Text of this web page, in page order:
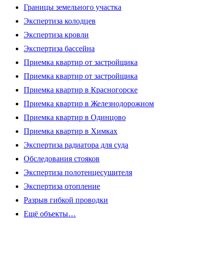
Границы земельного участка
Экспертиза колодцев
Экспертиза кровли
Экспертиза бассейна
Приемка квартир от застройщика
Приемка квартир от застройщика
Приемка квартир в Красногорске
Приемка квартир в Железнодорожном
Приемка квартир в Одинцово
Приемка квартир в Химках
Экспертиза радиатора для суда
Обследования стояков
Экспертиза полотенцесушителя
Экспертиза отопление
Разрыв гибкой проводки
Ещё объекты…